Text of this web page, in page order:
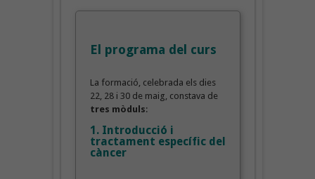
El programa del curs
La formació, celebrada els dies
22, 28 i 30 de maig, constava de
tres mòduls:
1. Introducció i
tractament específic del
càncer